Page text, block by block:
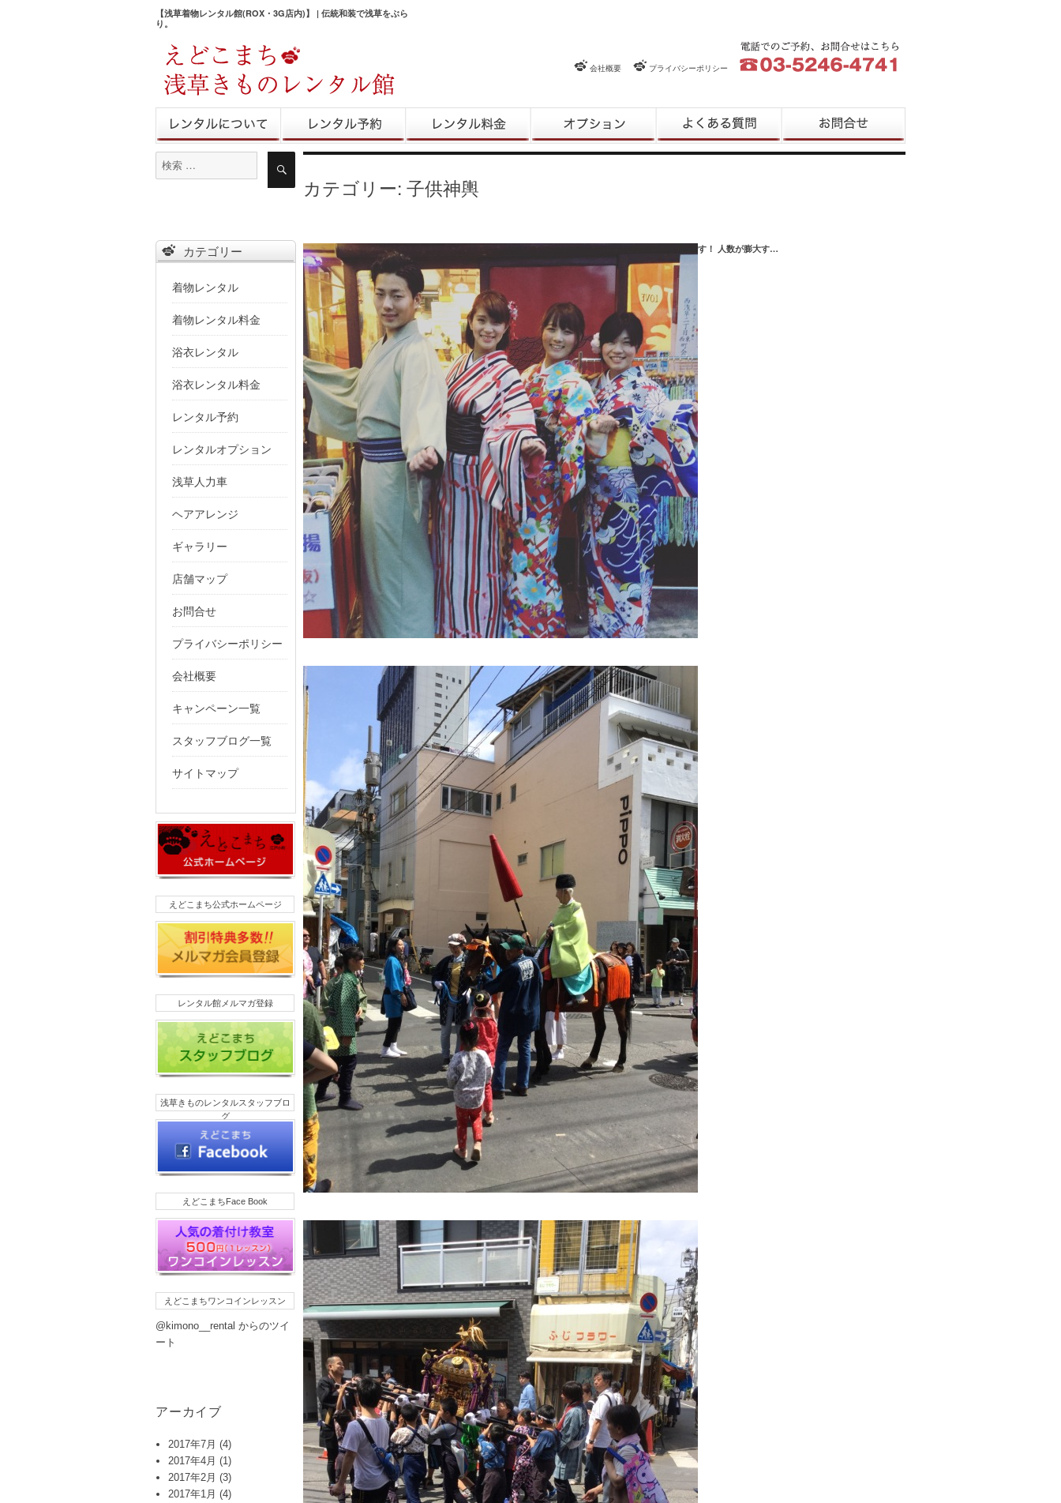
【浅草着物レンタル館(ROX・3G店内)】 | 伝統和装で浅草をぶら
り。
会社概要 プライバシーポリシー
きものレンタル レンタル予約 レンタル料金 レンタルオプション よくある質問 お問合せ
カテゴリー: 子供神輿
三社祭大盛況でしたね(((o(*ﾟ▽ﾟ*)o))) 3日間で浅草には201万人も三社祭の為にいらっしゃったようです！ 人数が膨大す…
検
索
カテゴリー
着物レンタル
着物レンタル料金
浴衣レンタル
浴衣レンタル料金
レンタル予約
レンタルオプション
浅草人力車
ヘアアレンジ
ギャラリー
店舗マップ
お問合せ
プライバシーポリシー
会社概要
キャンペーン一覧
スタッフブログ一覧
サイトマップ
えどこまち公式ホームページ
レンタル館メルマガ登録
浅草きものレンタルスタッフブロ
グ
えどこまちFace Book
えどこまちワンコインレッスン
@kimono__rental からのツイ
ート
アーカイブ
2017年7月 (4)
2017年4月 (1)
2017年2月 (3)
2017年1月 (4)